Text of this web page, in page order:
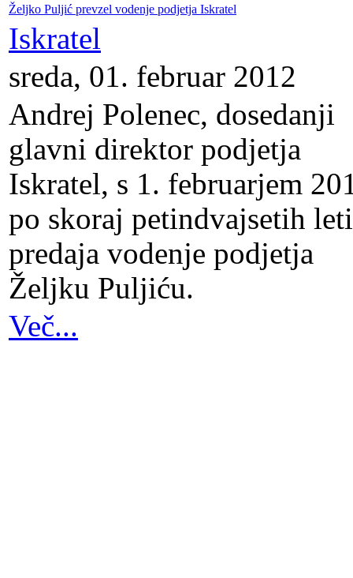
Željko Puljić prevzel vodenje podjetja Iskratel
Iskratel
sreda, 01. februar 2012
Andrej Polenec, dosedanji
glavni direktor podjetja
Iskratel, s 1. februarjem
po skoraj petindvajsetih
predaja vodenje podjetja
Željku Puljiću.
Več...